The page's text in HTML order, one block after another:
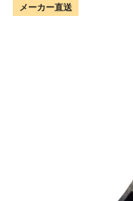
メーカー直送